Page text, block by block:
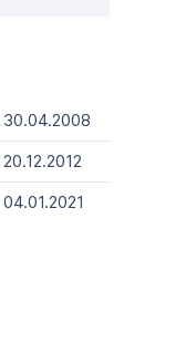
30.04.2008
20.12.2012
04.01.2021